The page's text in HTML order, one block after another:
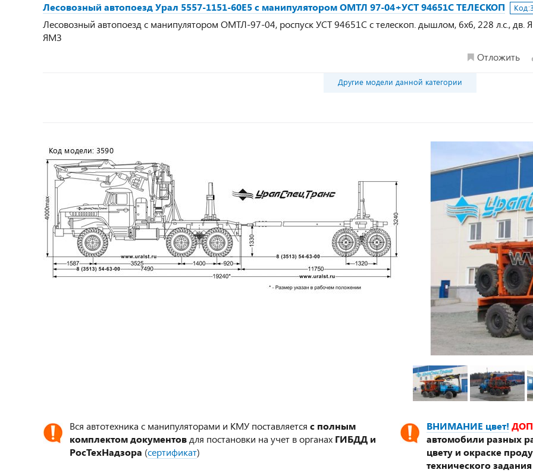
Лесовозный автопоезд Урал 5557-1151-60Е5 с манипулятором ОМТЛ 97-04+УСТ 94651С ТЕЛЕСКОП Код:
Лесовозный автопоезд с манипулятором ОМТЛ-97-04, роспуск УСТ 94651С с телескоп. дышлом, 6х6, 228 л.с., дв.
ЯМЗ
Отложить
Другие модели данной категории
Вся автотехника с манипуляторами и КМУ поставляется с полным
комплектом документов для постановки на учет в органах ГИБДД и
РосТехНадзора (сертификат)
ВНИМАНИЕ цвет!
автомобили разных
цвету и окраске
технического